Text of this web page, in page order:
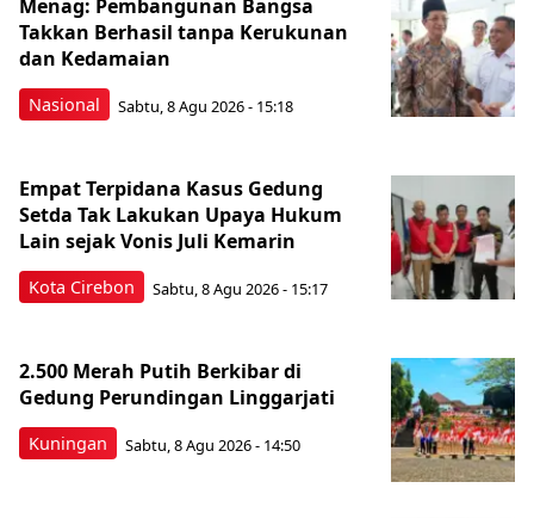
Nasional
Menag: Pembangunan Bangsa
Takkan Berhasil tanpa Kerukunan
dan Kedamaian
Sabtu, 8 Agu 2026 - 15:18
Kota Cirebon
Empat Terpidana Kasus Gedung
Setda Tak Lakukan Upaya Hukum
Lain sejak Vonis Juli Kemarin
Sabtu, 8 Agu 2026 - 15:17
Kuningan
2.500 Merah Putih Berkibar di
Gedung Perundingan Linggarjati
Sabtu, 8 Agu 2026 - 14:50